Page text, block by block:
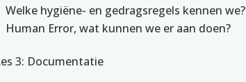
Welke hygiëne- en gedragsregels kennen we?
Human Error, wat kunnen we er aan doen?
3: Documentatie